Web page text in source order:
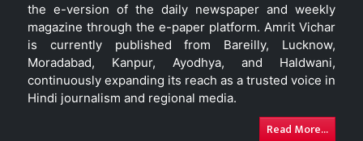
the e-version of the daily newspaper and weekly
magazine through the e-paper platform. Amrit Vichar
is currently published from Bareilly, Lucknow,
Moradabad, Kanpur, Ayodhya, and Haldwani,
continuously expanding its reach as a trusted voice in
Hindi journalism and regional media.
Read More...